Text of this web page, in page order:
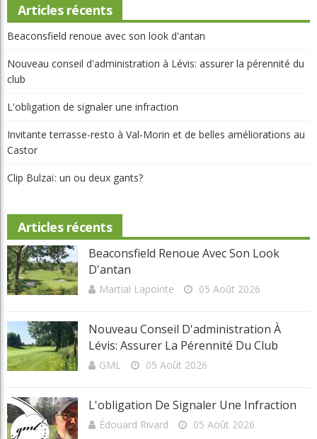
Articles récents
Beaconsfield renoue avec son look d'antan
Nouveau conseil d'administration à Lévis: assurer la pérennité du
club
L'obligation de signaler une infraction
Invitante terrasse-resto à Val-Morin et de belles améliorations au
Castor
Clip Bulzaï: un ou deux gants?
Articles récents
Beaconsfield Renoue Avec Son Look
D'antan
Martial Lapointe 05 Août 2026
Nouveau Conseil D'administration À
Lévis: Assurer La Pérennité Du Club
GML 05 Août 2026
L'obligation De Signaler Une Infraction
Édouard Rivard 05 Août 2026